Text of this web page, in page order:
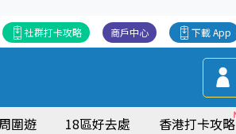
下載 App
商戶中心
社群打卡攻略
圍遊 18區好去處 香港打卡攻略